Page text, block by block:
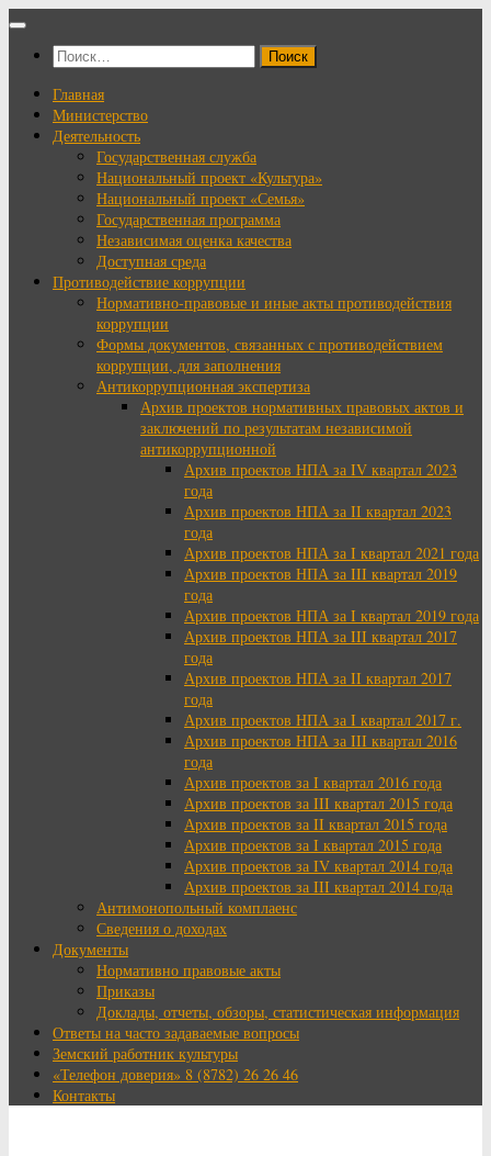
Перейти
содержимому
Найти:
Главная
Министерство
Деятельность
Государственная служба
Национальный проект «Культура»
Национальный проект «Семья»
Государственная программа
Независимая оценка качества
Доступная среда
Противодействие коррупции
Нормативно-правовые и иные акты противодействия
коррупции
Формы документов, связанных с противодействием
коррупции, для заполнения
Антикоррупционная экспертиза
Архив проектов нормативных правовых актов и
заключений по результатам независимой
антикоррупционной
Архив проектов НПА за IV квартал 2023
года
Архив проектов НПА за II квартал 2023
года
Архив проектов НПА за I квартал 2021 года
Архив проектов НПА за III квартал 2019
года
Архив проектов НПА за I квартал 2019 года
Архив проектов НПА за III квартал 2017
года
Архив проектов НПА за II квартал 2017
года
Архив проектов НПА за I квартал 2017 г.
Архив проектов НПА за III квартал 2016
года
Архив проектов за I квартал 2016 года
Архив проектов за III квартал 2015 года
Архив проектов за II квартал 2015 года
Архив проектов за I квартал 2015 года
Архив проектов за IV квартал 2014 года
Архив проектов за III квартал 2014 года
Антимонопольный комплаенс
Сведения о доходах
Документы
Нормативно правовые акты
Приказы
Доклады, отчеты, обзоры, статистическая информация
Ответы на часто задаваемые вопросы
Земский работник культуры
«Телефон доверия» 8 (8782) 26 26 46
Контакты